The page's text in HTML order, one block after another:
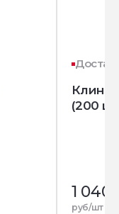
Клин
(200
1 040
руб/шт